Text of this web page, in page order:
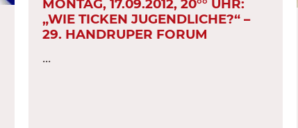
MONTAG, 17.09.2012, 20°° UHR:
„WIE TICKEN JUGENDLICHE?“ –
29. HANDRUPER FORUM
...